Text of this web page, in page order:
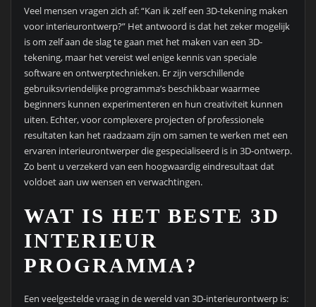
Veel mensen vragen zich af: “Kan ik zelf een 3D-tekening maken
voor interieurontwerp?” Het antwoord is dat het zeker mogelijk
is om zelf aan de slag te gaan met het maken van een 3D-
tekening, maar het vereist wel enige kennis van speciale
software en ontwerptechnieken. Er zijn verschillende
gebruiksvriendelijke programma’s beschikbaar waarmee
beginners kunnen experimenteren en hun creativiteit kunnen
uiten. Echter, voor complexere projecten of professionele
resultaten kan het raadzaam zijn om samen te werken met een
ervaren interieurontwerper die gespecialiseerd is in 3D-ontwerp.
Zo bent u verzekerd van een hoogwaardig eindresultaat dat
voldoet aan uw wensen en verwachtingen.
WAT IS HET BESTE 3D
INTERIEUR
PROGRAMMA?
Een veelgestelde vraag in de wereld van 3D-interieurontwerp is: